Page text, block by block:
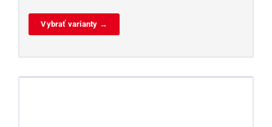
Vybrať varianty →